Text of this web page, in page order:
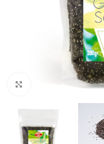
Click to enlarge